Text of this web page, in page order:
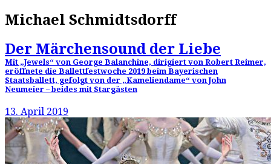
Michael Schmidtsdorff
Der Märchensound der Liebe
Mit „Jewels“ von George Balanchine, dirigiert von Robert Reimer,
eröffnete die Ballettfestwoche 2019 beim Bayerischen
Staatsballett, gefolgt von der „Kameliendame“ von John
Neumeier – beides mit Stargästen
13. April 2019